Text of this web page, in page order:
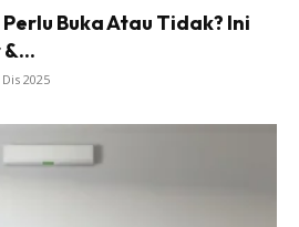
Buka Atau Tidak? Ini
2025